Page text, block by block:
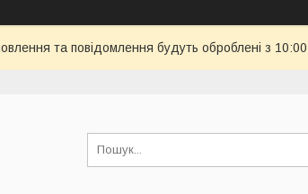
та повідомлення будуть оброблені з